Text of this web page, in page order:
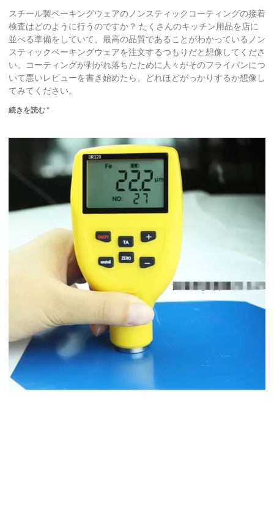
スチール製ベーキングウェアのノンスティックコーティングの接着
検査はどのように行うのですか？ たくさんのキッチン用品を店に
並べる準備をしていて、最高の品質であることがわかっているノン
スティックベーキングウェアを注文するつもりだと想像してくださ
い。コーティングが剥がれ落ちたために人々がそのフライパンにつ
いて悪いレビューを書き始めたら、どれほどがっかりするか想像し
てみてください。
続きを読む "